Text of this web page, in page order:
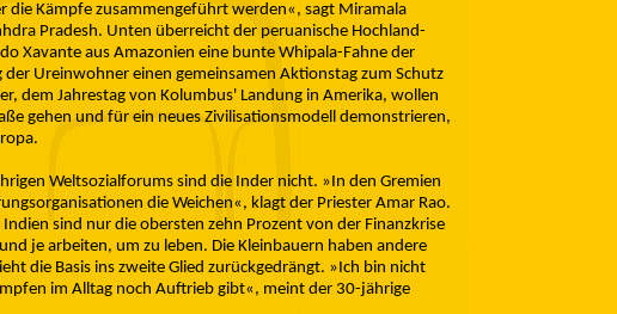
die Kämpfe zusammengeführt werden«, sagt Miramala
Pradesh. Unten überreicht der peruanische Hochland-
Xavante aus Amazonien eine bunte Whipala-Fahne der
Ureinwohner einen gemeinsamen Aktionstag zum Schutz
dem Jahrestag von Kolumbus' Landung in Amerika, wollen
gehen und für ein neues Zivilisationsmodell demonstrieren,
Weltsozialforums sind die Inder nicht. »In den Gremien
die Weichen«, klagt der Priester Amar Rao.
sind nur die obersten zehn Prozent von der Finanzkrise
je arbeiten, um zu leben. Die Kleinbauern haben andere
die Basis ins zweite Glied zurückgedrängt. »Ich bin nicht
im Alltag noch Auftrieb gibt«, meint der 30-jährige